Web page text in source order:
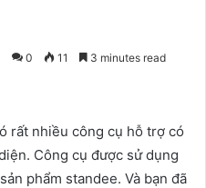
0 11 3 minutes read
rất nhiều công cụ hỗ trợ có
Công cụ được sử dụng
phẩm standee. Và bạn đã